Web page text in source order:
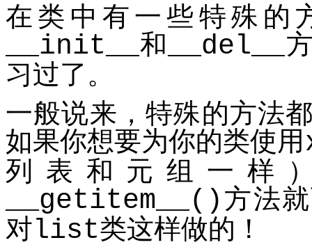
在类中有一些特殊的
__init__ 和 __del__
习过了。
一般说来，特殊的方法
如果你想要为你的类使用
列表和元组一样
__getitem__() 方法
对list类这样做的！